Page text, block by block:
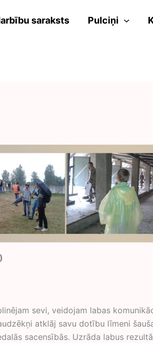
saraksts Pulciņi
sevi, veidojam labas
atklāj savu dotību līmeni
sacensībās. Uzrāda labus